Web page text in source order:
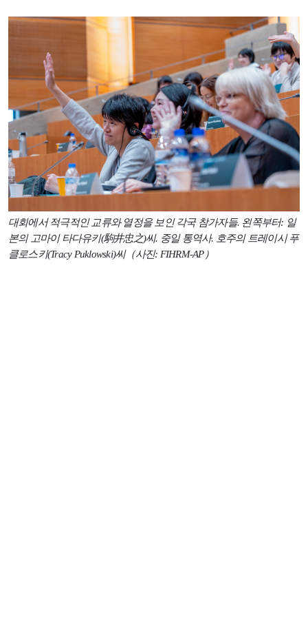
대회에서 적극적인 교류와 열정을 보인 각국 참가자들. 왼쪽부터: 일
본의 고마이 타다유키(駒井忠之)씨. 중일 통역사. 호주의 트레이시 푸
클로스키(Tracy Puklowski)씨（사진: FIHRM-AP）